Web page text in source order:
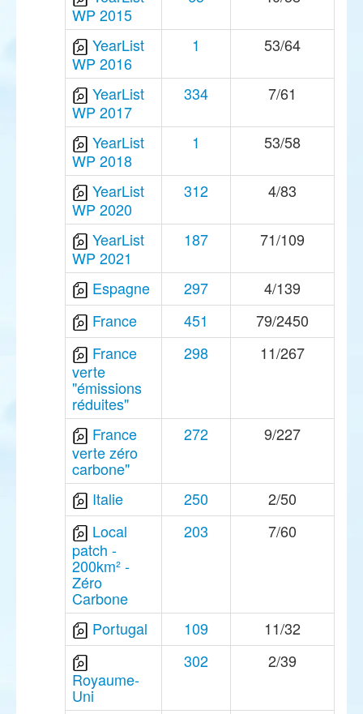
WP 2015
YearList
WP 2016
1 53/64
YearList
WP 2017
334 7/61
YearList
WP 2018
1 53/58
YearList
WP 2020
312 4/83
YearList
WP 2021
187 71/109
Espagne 297
4/139
France
451
79/2450
France
verte
"émissions
réduites"
298 11/267
France
verte zéro
carbone"
272 9/227
Italie 250
2/50
Local
patch -
200km² -
Zéro
Carbone
203 7/60
Portugal 109 11/32
Royaume-
Uni
302 2/39